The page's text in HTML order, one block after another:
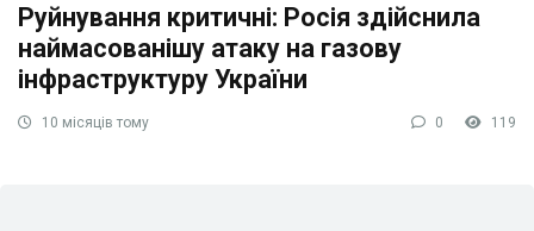
Руйнування критичні: Росія здійснила
наймасованішу атаку на газову
інфраструктуру України
10 місяців тому 0 119